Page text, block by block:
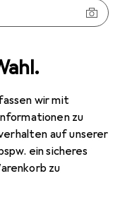
wir mit
zu
auf unserer
ein sicheres
zu
Erfüllt seinen zweck
aus